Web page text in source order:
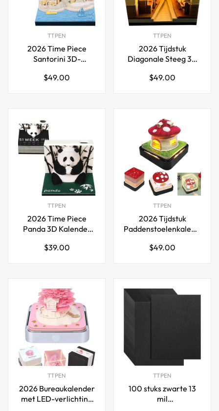
TTPEN
2026 Time Piece
Santorini 3D-
met LED-verlichting
Normale
$49.00
TTPEN
2026 Tijdstuk
Diagonale Steeg 3D
met LED-verlichting
Normale
$49.00
TTPEN
2026 Time Piece
Panda 3D Kalender
Pennenhouder
Normale
$39.00
TTPEN
2026 Tijdstuk
Paddenstoelenkalender
verlichting
Normale
$49.00
TTPEN
2026 Bureaukalender
met LED-verlichting
TTPEN
100 stuks zwarte 13
mil